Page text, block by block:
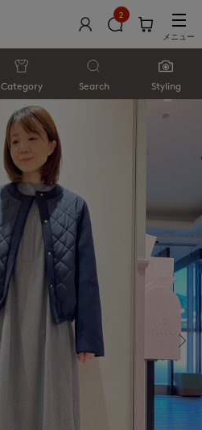
2
メニュー
Category Search Styling